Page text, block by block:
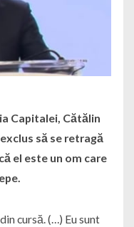
Capitalei, Cătălin
să se retragă
el este un om care
cursă. (…) Eu sunt